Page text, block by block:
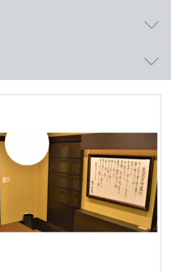
とで、データに関する知識をもっ
ータの重要性を理解することで、
は何が読み取れ、今後どのような行
きるようになり、課題解決に向けて
知識、ビジネススキルなどデータ
められるスキルは多岐にわたります
ル・技術的スキルを身に付けるこ
す。
より下回る／上回る可能性もあり
万円程度（スキルに応じた参画
）
！平均15時間（※ポジションによ